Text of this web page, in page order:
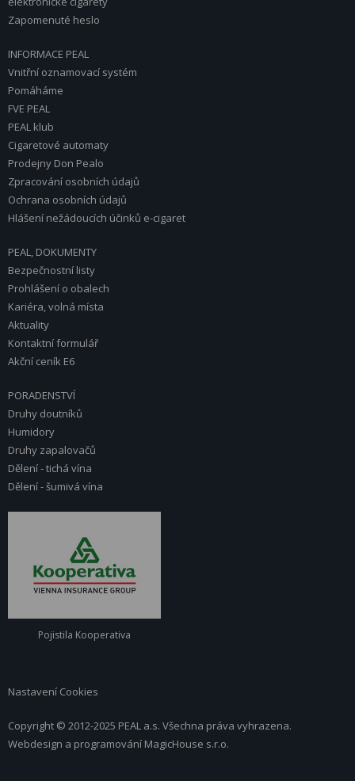
Zapomenuté heslo
INFORMACE PEAL
Vnitřní oznamovací systém
Pomáháme
FVE PEAL
PEAL klub
Cigaretové automaty
Prodejny Don Pealo
Zpracování osobních údajů
Ochrana osobních údajů
Hlášení nežádoucích účinků e-cigaret
PEAL, DOKUMENTY
Bezpečnostní listy
Prohlášení o obalech
Kariéra, volná místa
Aktuality
Kontaktní formulář
Akční ceník E6
PORADENSTVÍ
Druhy doutníků
Humidory
Druhy zapalovačů
Dělení - tichá vína
Dělení - šumivá vína
Pojistila Kooperativa
Nastavení Cookies
Copyright © 2012-2025 PEAL a.s. Všechna práva vyhrazena.
Webdesign a programování MagicHouse s.r.o.